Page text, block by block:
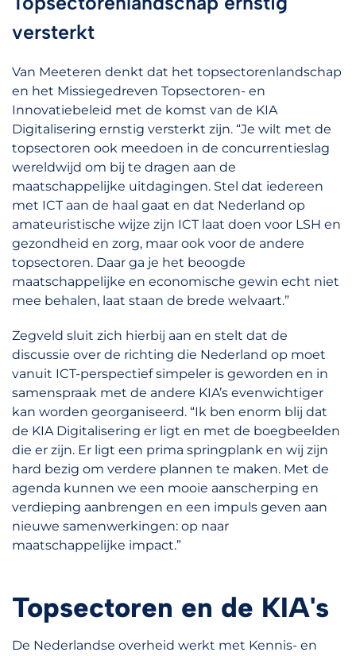
versterkt
Van Meeteren denkt dat het topsectorenlandschap
en het Missiegedreven Topsectoren- en
Innovatiebeleid met de komst van de KIA
Digitalisering ernstig versterkt zijn. “Je wilt met de
topsectoren ook meedoen in de concurrentieslag
wereldwijd om bij te dragen aan de
maatschappelijke uitdagingen. Stel dat iedereen
met ICT aan de haal gaat en dat Nederland op
amateuristische wijze zijn ICT laat doen voor LSH en
gezondheid en zorg, maar ook voor de andere
topsectoren. Daar ga je het beoogde
maatschappelijke en economische gewin echt niet
mee behalen, laat staan de brede welvaart.”
Zegveld sluit zich hierbij aan en stelt dat de
discussie over de richting die Nederland op moet
vanuit ICT-perspectief simpeler is geworden en in
samenspraak met de andere KIA’s evenwichtiger
kan worden georganiseerd. “Ik ben enorm blij dat
de KIA Digitalisering er ligt en met de boegbeelden
die er zijn. Er ligt een prima springplank en wij zijn
hard bezig om verdere plannen te maken. Met de
agenda kunnen we een mooie aanscherping en
verdieping aanbrengen en een impuls geven aan
nieuwe samenwerkingen: op naar
maatschappelijke impact.”
Topsectoren en de KIA's
De Nederlandse overheid werkt met Kennis- en